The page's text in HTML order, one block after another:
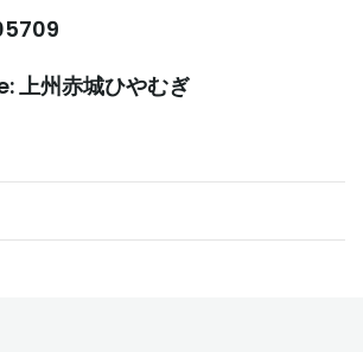
州赤城ひやむぎ